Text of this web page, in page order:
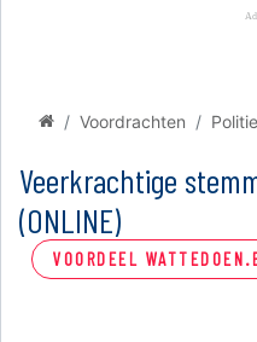
Voordrachten
Veerkrachtige
(ONLINE)
VOORDEEL